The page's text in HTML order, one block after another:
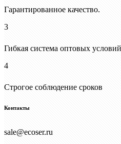
Гарантированное качество.
3
Гибкая система оптовых
4
Строгое соблюдение сроков
Контакты
sale@ecoser.ru